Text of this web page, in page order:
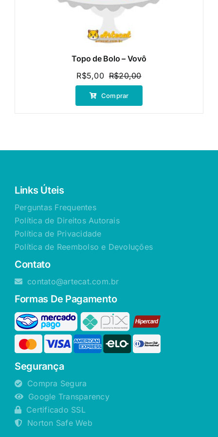
Topo de Bolo – Vovô
R$20,00O
preço
era:
R$5,00
O
preço
é:
Comprar
Links Úteis
Perguntas Frequentes
Política de Direitos Autorais
Política de Privacidade
Política de Reembolso e Devoluções
Contato
contato@artecat.com.br
Formas De Pagamento
Segurança
Compra Segura
Google Transparency
Certificado SSL
Norton Safe Web